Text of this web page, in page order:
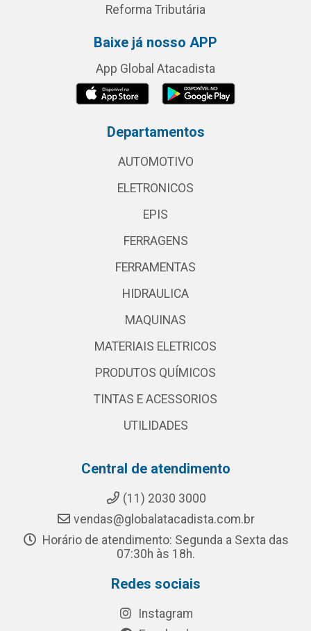
Reforma Tributária
Baixe já nosso APP
App Global Atacadista
Departamentos
AUTOMOTIVO
ELETRONICOS
EPIS
FERRAGENS
FERRAMENTAS
HIDRAULICA
MAQUINAS
MATERIAIS ELETRICOS
PRODUTOS QUÍMICOS
TINTAS E ACESSORIOS
UTILIDADES
Central de atendimento
(11) 2030 3000
vendas@globalatacadista.com.br
Horário de atendimento: Segunda a Sexta das
07:30h às 18h.
Redes sociais
Instagram